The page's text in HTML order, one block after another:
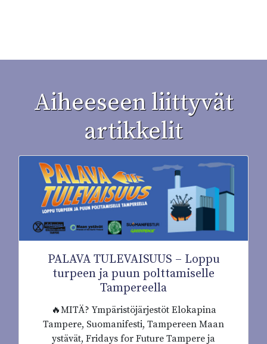
Aiheeseen liittyvät
artikkelit
PALAVA TULEVAISUUS – Loppu
turpeen ja puun polttamiselle
Tampereella
🔥MITÄ? Ympäristöjärjestöt Elokapina
Tampere, Suomanifesti, Tampereen Maan
ystävät, Fridays for Future Tampere ja